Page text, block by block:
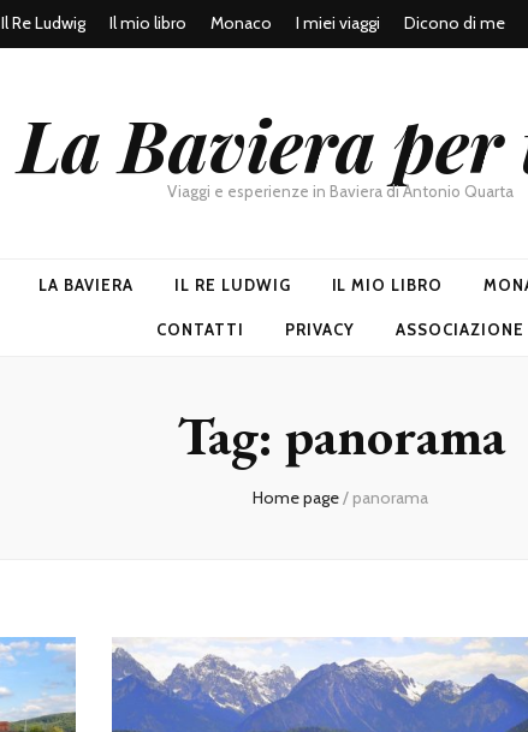
Il Re Ludwig Il mio libro Monaco I miei viaggi Dicono di me
La Baviera
Viaggi e esperienze in Baviera di Antonio Quarta
LA BAVIERA IL RE LUDWIG IL MIO LIBRO
CONTATTI PRIVACY ASSOCIAZIONE
Tag: panorama
Home page/ panorama